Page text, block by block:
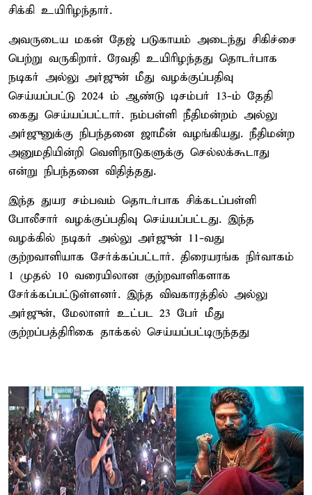
சிக்கி உயிரிழந்தார்.
அவருடைய மகன் தேஜ் படுகாயம் அடைந்து சிகிச்சை
பெற்று வருகிறார். ரேவதி உயிரிழந்தது தொடர்பாக
நடிகர் அல்லு அர்ஜுன் மீது வழக்குப்பதிவு
செய்யப்பட்டு 2024 ம் ஆண்டு டிசம்பர் 13-ம் தேதி
கைது செய்யப்பட்டார். நம்பள்ளி நீதிமன்றம் அல்லு
அர்ஜுனுக்கு நிபந்தனை ஜாமீன் வழங்கியது. நீதிமன்ற
அனுமதியின்றி வெளிநாடுகளுக்கு செல்லக்கூடாது
என்று நிபந்தனை விதித்தது.
இந்த துயர சம்பவம் தொடர்பாக சிக்கடப்பள்ளி
போலீசார் வழக்குப்பதிவு செய்யப்பட்டது. இந்த
வழக்கில் நடிகர் அல்லு அர்ஜுன் 11-வது
குற்றவாளியாக சேர்க்கப்பட்டார். திரையரங்க நிர்வாகம்
1 முதல் 10 வரையிலான குற்றவாளிகளாக
சேர்க்கப்பட்டுள்ளனர். இந்த விவகாரத்தில் அல்லு
அர்ஜுன், மேலாளர் உட்பட 23 பேர் மீது
குற்றப்பத்திரிகை தாக்கல் செய்யப்பட்டிருந்தது